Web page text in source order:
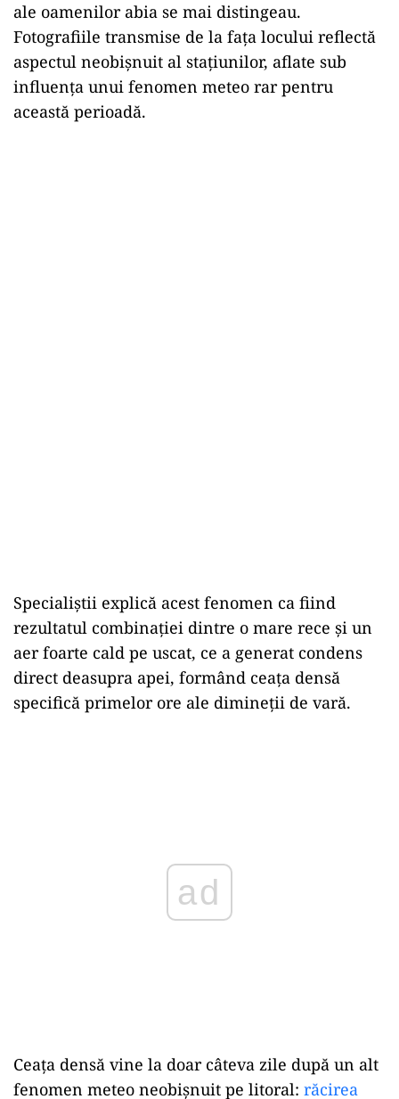
ale oamenilor abia se mai distingeau.
Fotografiile transmise de la fața locului reflectă
aspectul neobișnuit al stațiunilor, aflate sub
influența unui fenomen meteo rar pentru
această perioadă.
Specialiștii explică acest fenomen ca fiind
rezultatul combinației dintre o mare rece și un
aer foarte cald pe uscat, ce a generat condens
direct deasupra apei, formând ceața densă
specifică primelor ore ale dimineții de vară.
ad
Ceața densă vine la doar câteva zile după un alt
fenomen meteo neobișnuit pe litoral: răcirea